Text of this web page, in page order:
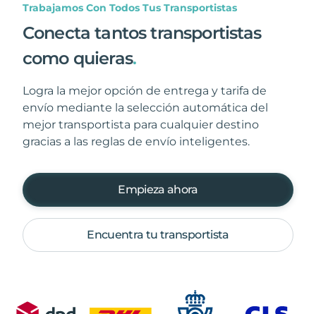
Trabajamos Con Todos Tus Transportistas
Conecta tantos transportistas
como quieras.
Logra la mejor opción de entrega y tarifa de
envío mediante la selección automática del
mejor transportista para cualquier destino
gracias a las reglas de envío inteligentes.
Empieza ahora
Encuentra tu transportista